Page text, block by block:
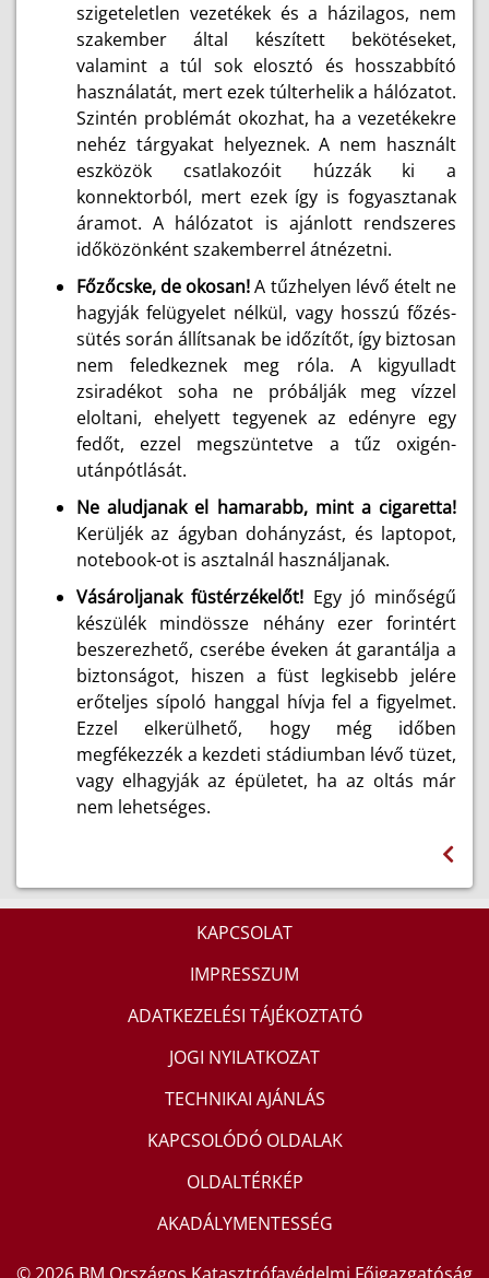
szigeteletlen vezetékek és a házilagos, nem
szakember által készített bekötéseket,
valamint a túl sok elosztó és hosszabbító
használatát, mert ezek túlterhelik a hálózatot.
Szintén problémát okozhat, ha a vezetékekre
nehéz tárgyakat helyeznek. A nem használt
eszközök csatlakozóit húzzák ki a
konnektorból, mert ezek így is fogyasztanak
áramot. A hálózatot is ajánlott rendszeres
időközönként szakemberrel átnézetni.
Főzőcske, de okosan!A tűzhelyen lévő ételt ne
hagyják felügyelet nélkül, vagy hosszú főzés-
sütés során állítsanak be időzítőt, így biztosan
nem feledkeznek meg róla. A kigyulladt
zsiradékot soha ne próbálják meg vízzel
eloltani, ehelyett tegyenek az edényre egy
fedőt, ezzel megszüntetve a tűz oxigén-
utánpótlását.
Ne aludjanak el hamarabb, mint a cigaretta!
Kerüljék az ágyban dohányzást, és laptopot,
notebook-ot is asztalnál használjanak.
Vásároljanak füstérzékelőt! Egy jó minőségű
készülék mindössze néhány ezer forintért
beszerezhető, cserébe éveken át garantálja a
biztonságot, hiszen a füst legkisebb jelére
erőteljes sípoló hanggal hívja fel a figyelmet.
Ezzel elkerülhető, hogy még időben
megfékezzék a kezdeti stádiumban lévő tüzet,
vagy elhagyják az épületet, ha az oltás már
nem lehetséges.
KAPCSOLAT
IMPRESSZUM
ADATKEZELÉSI TÁJÉKOZTATÓ
JOGI NYILATKOZAT
TECHNIKAI AJÁNLÁS
KAPCSOLÓDÓ OLDALAK
OLDALTÉRKÉP
AKADÁLYMENTESSÉG